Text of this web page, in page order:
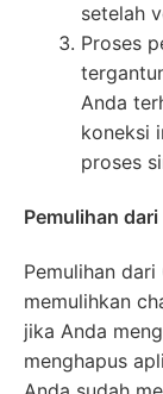
setelah
Proses
Anda
koneksi
proses
Pemulihan
Pemulihan
memulihkan
jika Anda
menghapus